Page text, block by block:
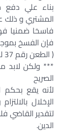
بناء علي دفع
المشتري و ذلك
فاسخا ضمنيا
فإن الفسخ
( الطعن رقم 37 لسنة 32 ق جلسة 1966/10/18 ص 1536 )
*** ولكن لابد
الصريح
لأنه يقع
الإخلال
لتقدير القاضي
الدين.